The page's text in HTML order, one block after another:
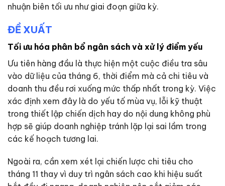
nhuận biên tối ưu như giai đoạn giữa kỳ.
ĐỀ XUẤT
Tối ưu hóa phân bổ ngân sách và xử lý điểm yếu
Ưu tiên hàng đầu là thực hiện một cuộc điều tra sâu
vào dữ liệu của tháng 6, thời điểm mà cả chi tiêu và
doanh thu đều rơi xuống mức thấp nhất trong kỳ. Việc
xác định xem đây là do yếu tố mùa vụ, lỗi kỹ thuật
trong thiết lập chiến dịch hay do nội dung không phù
hợp sẽ giúp doanh nghiệp tránh lặp lại sai lầm trong
các kế hoạch tương lai.
Ngoài ra, cần xem xét lại chiến lược chi tiêu cho
tháng 11 thay vì duy trì ngân sách cao khi hiệu suất